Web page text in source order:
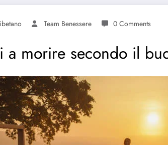
Team Benessere 0 Comments
a morire secondo il